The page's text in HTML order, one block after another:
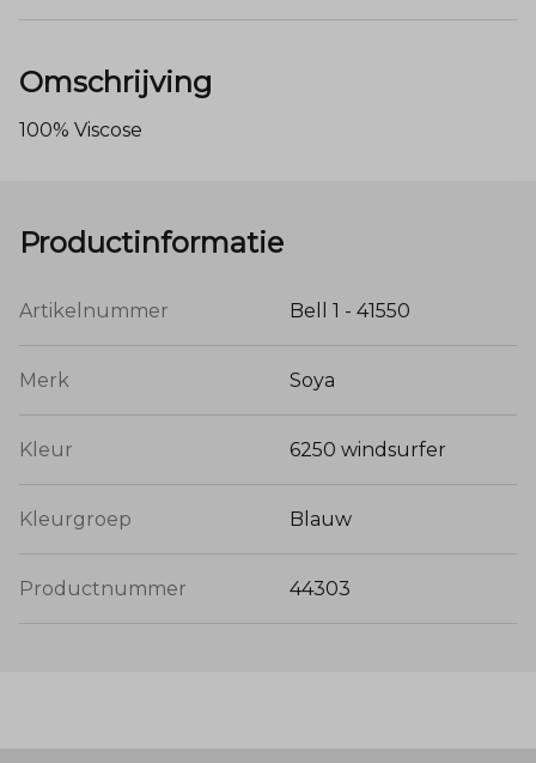
Omschrijving
100% Viscose
Productinformatie
Artikelnummer Bell 1 - 41550
Merk Soya
Kleur 6250 windsurfer
Kleurgroep Blauw
Productnummer 44303